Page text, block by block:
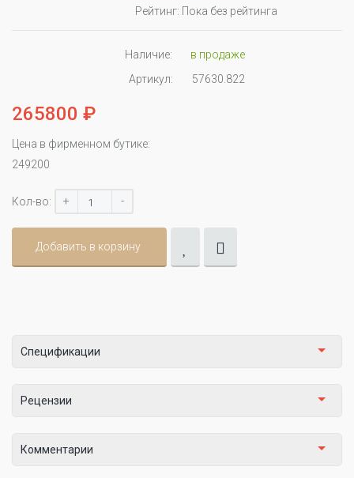
Рейтинг: Пока без рейтинга
Наличие:
в продаже
Артикул:
57630.822
265800 ₽
Цена в фирменном бутике:
249200
Кол-во: + -
Добавить в корзину
Спецификации
Рецензии
Комментарии